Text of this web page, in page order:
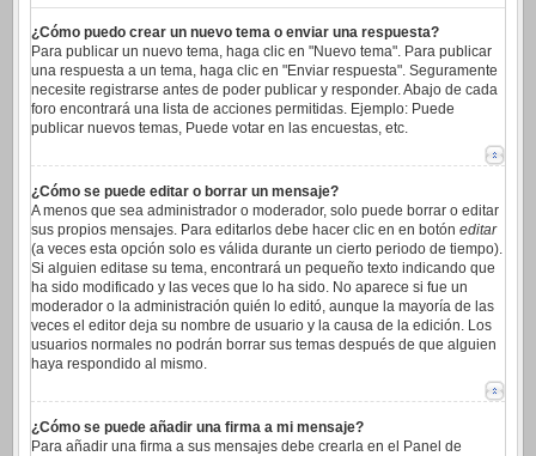
¿Cómo puedo crear un nuevo tema o enviar una respuesta?
Para publicar un nuevo tema, haga clic en "Nuevo tema". Para publicar
una respuesta a un tema, haga clic en "Enviar respuesta". Seguramente
necesite registrarse antes de poder publicar y responder. Abajo de cada
foro encontrará una lista de acciones permitidas. Ejemplo: Puede
publicar nuevos temas, Puede votar en las encuestas, etc.
¿Cómo se puede editar o borrar un mensaje?
A menos que sea administrador o moderador, solo puede borrar o editar
sus propios mensajes. Para editarlos debe hacer clic en en botón editar
(a veces esta opción solo es válida durante un cierto periodo de tiempo).
Si alguien editase su tema, encontrará un pequeño texto indicando que
ha sido modificado y las veces que lo ha sido. No aparece si fue un
moderador o la administración quién lo editó, aunque la mayoría de las
veces el editor deja su nombre de usuario y la causa de la edición. Los
usuarios normales no podrán borrar sus temas después de que alguien
haya respondido al mismo.
¿Cómo se puede añadir una firma a mi mensaje?
Para añadir una firma a sus mensajes debe crearla en el Panel de